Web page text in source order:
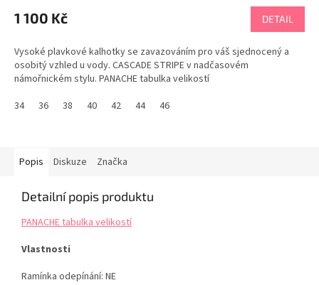
1 100 Kč DETAIL
Vysoké plavkové kalhotky se zavazováním pro váš sjednocený a
osobitý vzhled u vody. CASCADE STRIPE v nadčasovém
námořnickém stylu. PANACHE tabulka velikostí
34
36 38 40 42 44 46
Popis Diskuze Značka
Detailní popis produktu
PANACHE tabulka velikostí
Vlastnosti
Ramínka odepínání: NE